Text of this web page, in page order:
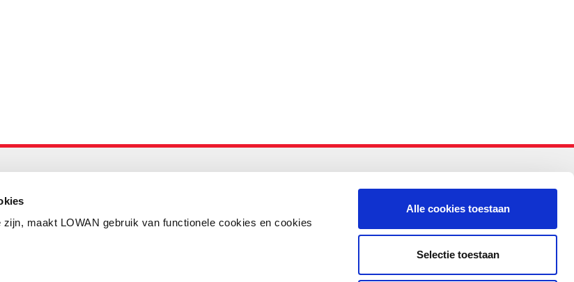
maakt LOWAN gebruik van functionele cookies en cookies
Alle cookies toestaan
Selectie toestaan